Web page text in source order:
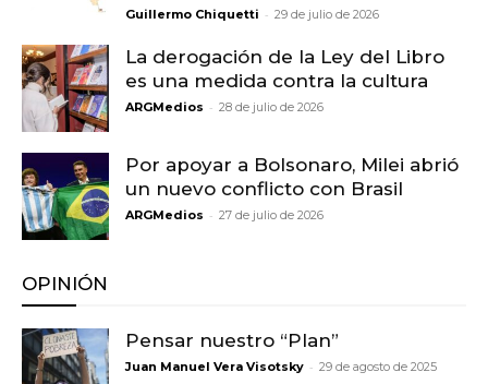
Guillermo Chiquetti - 29 de julio de 2026
La derogación de la Ley del Libro
es una medida contra la cultura
ARGMedios - 28 de julio de 2026
Por apoyar a Bolsonaro, Milei abrió
un nuevo conflicto con Brasil
ARGMedios - 27 de julio de 2026
OPINIÓN
Pensar nuestro “Plan”
Juan Manuel Vera Visotsky - 29 de agosto de 2025